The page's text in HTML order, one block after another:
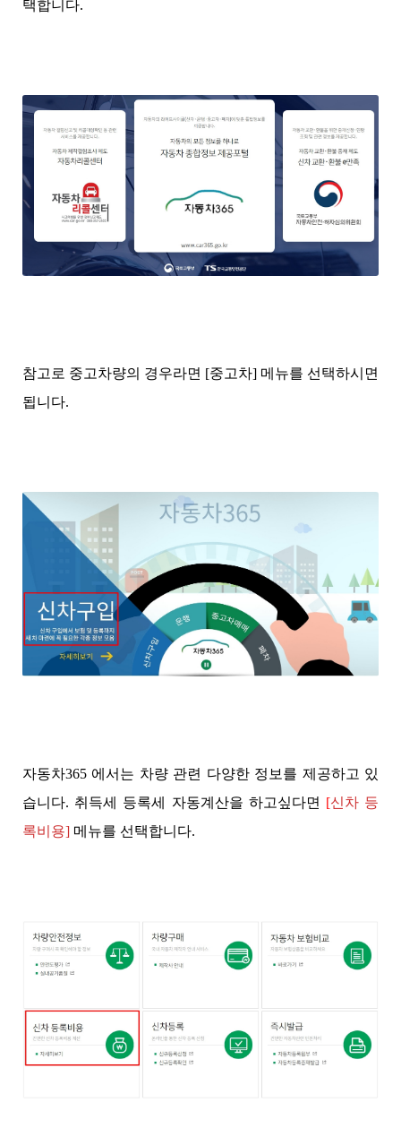
택합니다.
참고로 중고차량의 경우라면 [중고차] 메뉴를 선택하시면
됩니다.
자동차365 에서는 차량 관련 다양한 정보를 제공하고 있
습니다. 취득세 등록세 자동계산을 하고싶다면 [신차 등
록비용] 메뉴를 선택합니다.